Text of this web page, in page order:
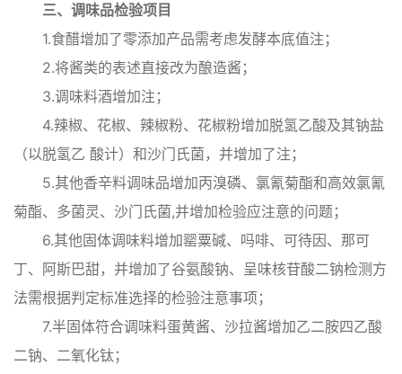
三、调味品检验项目
1.食醋增加了零添加产品需考虑发酵本底值注；
2.将酱类的表述直接改为酿造酱；
3.调味料酒增加注；
4.辣椒、花椒、辣椒粉、花椒粉增加脱氢乙酸及其钠盐
（以脱氢乙 酸计）和沙门氏菌，并增加了注；
5.其他香辛料调味品增加丙溴磷、氯氰菊酯和高效氯氰
菊酯、多菌灵、沙门氏菌,并增加检验应注意的问题；
6.其他固体调味料增加罂粟碱、吗啡、可待因、那可
丁、阿斯巴甜，并增加了谷氨酸钠、呈味核苷酸二钠检测方
法需根据判定标准选择的检验注意事项；
7.半固体符合调味料蛋黄酱、沙拉酱增加乙二胺四乙酸
二钠、二氧化钛；